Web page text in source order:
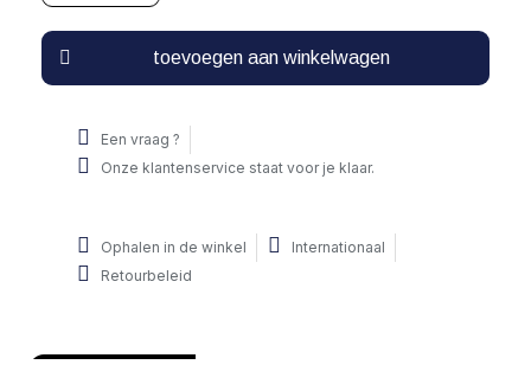
toevoegen aan winkelwagen
Een vraag ?
Onze klantenservice staat voor je klaar.
Ophalen in de winkel
Internationaal
Retourbeleid